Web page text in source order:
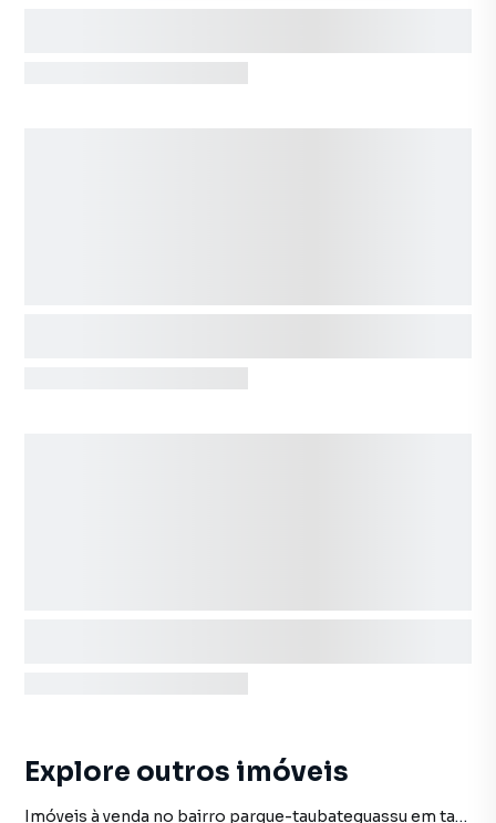
Explore outros imóveis
Imóveis à venda no bairro parque-taubateguassu em taubate sp